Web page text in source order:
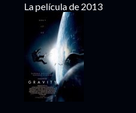
La película de 2013